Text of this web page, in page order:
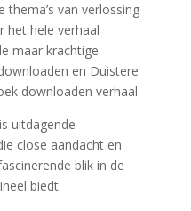
thema’s van verlossing
het hele verhaal
maar krachtige
en Duistere
downloaden verhaal.
uitdagende
close aandacht en
blik in de
biedt.